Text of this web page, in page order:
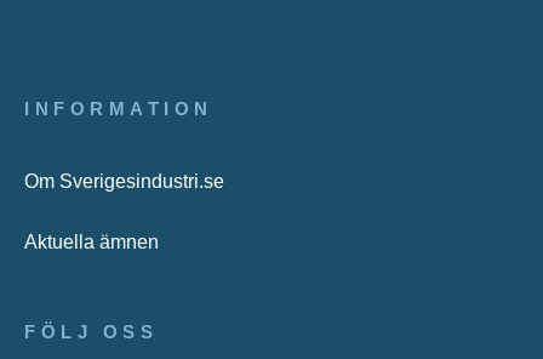
INFORMATION
Om Sverigesindustri.se
Aktuella ämnen
FÖLJ OSS